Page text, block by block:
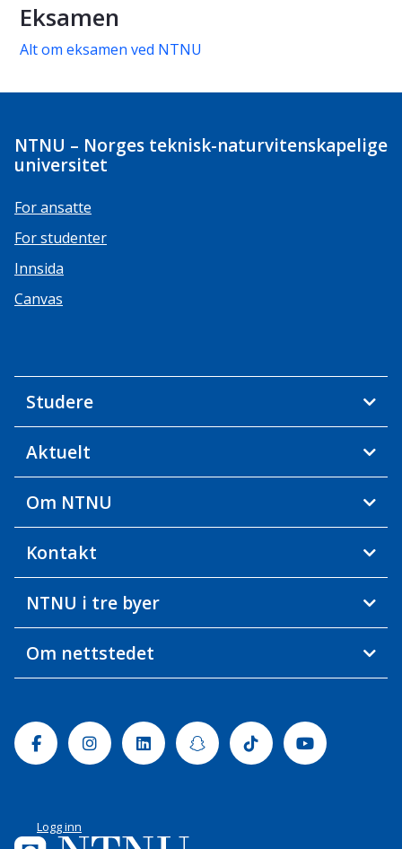
Eksamen
Alt om eksamen ved NTNU
NTNU – Norges teknisk-naturvitenskapelige
universitet
For ansatte
For studenter
Innsida
Canvas
Studere
Aktuelt
Om NTNU
Kontakt
NTNU i tre byer
Om nettstedet
FacebookInstagramLinkedinSnapchatTiktok Youtube
Logg inn